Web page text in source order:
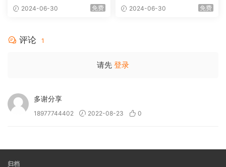
1080p Blu-ray AVC DTS-HD
2024-06-30 免费
B] 2024-06-30 免费
评论 1
请先 登录
多谢分享
18977744402 2022-08-23 0
归档